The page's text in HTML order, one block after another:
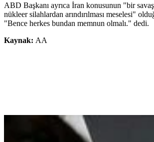
ABD Başkanı ayrıca İran konusunun "bir
nükleer silahlardan arındırılması meselesi"
"Bence herkes bundan memnun olmalı." dedi.
Kaynak: AA